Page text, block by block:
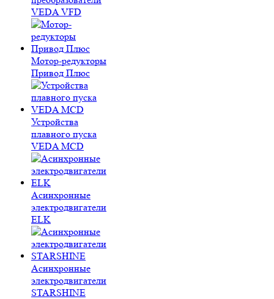
VEDA VFD
Мотор-редукторы
Привод Плюс
Устройства
плавного пуска
VEDA MCD
Асинхронные
электродвигатели
ELK
Асинхронные
электродвигатели
STARSHINE